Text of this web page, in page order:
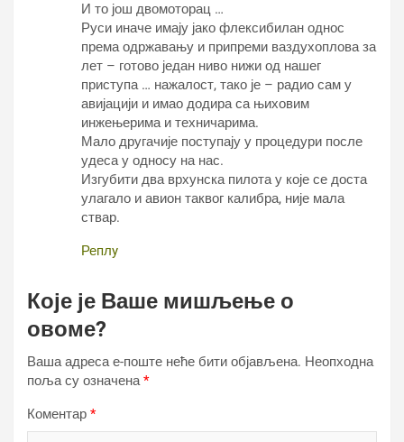
И то још двомоторац …
Руси иначе имају јако флексибилан однос
према одржавању и припреми ваздухоплова за
лет – готово један ниво нижи од нашег
приступа … нажалост, тако је – радио сам у
авијацији и имао додира са њиховим
инжењерима и техничарима.
Мало другачије поступају у процедури после
удеса у односу на нас.
Изгубити два врхунска пилота у које се доста
улагало и авион таквог калибра, није мала
ствар.
Реплy
Које је Ваше мишљење о
овоме?
Ваша адреса е-поште неће бити објављена. Неопходна
поља су означена*
Коментар *